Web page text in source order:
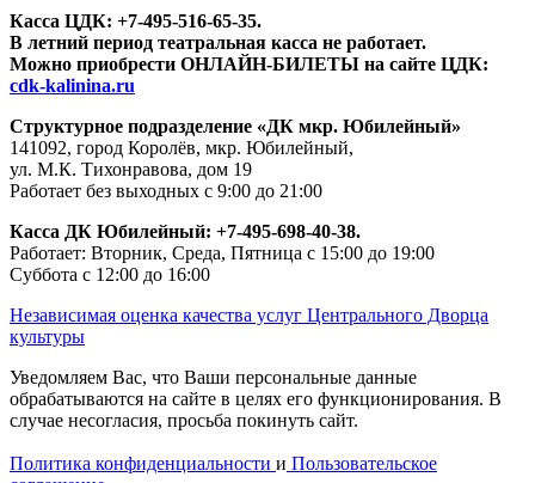
Касса ЦДК: +7-495-516-65-35.
В летний период театральная касса не работает.
Можно приобрести ОНЛАЙН-БИЛЕТЫ на сайте ЦДК:
cdk-kalinina.ru
Структурное подразделение «ДК мкр. Юбилейный»
141092, город Королёв, мкр. Юбилейный,
ул. М.К. Тихонравова, дом 19
Работает без выходных с 9:00 до 21:00
Касса ДК Юбилейный: +7-495-698-40-38.
Работает: Вторник, Среда, Пятница с 15:00 до 19:00
Суббота с 12:00 до 16:00
Независимая оценка качества услуг Центрального Дворца
культуры
Уведомляем Вас, что Ваши персональные данные
обрабатываются на сайте в целях его функционирования. В
случае несогласия, просьба покинуть сайт.
Политика конфиденциальности и Пользовательское